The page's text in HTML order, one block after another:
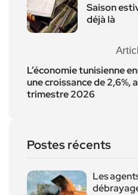
Saison
déjà là
L’économie tunisienne
une croissance de 2,6%,
trimestre 2026
Postes récents
Les